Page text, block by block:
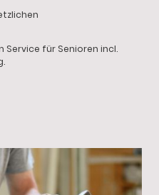
Service für Senioren incl.